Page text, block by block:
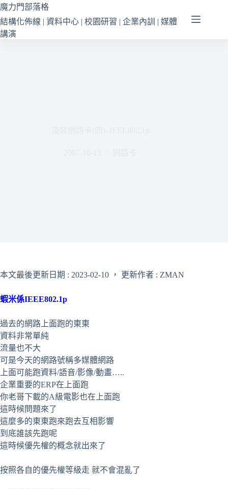
跳
至
主
魔力門部落格
結構化佈線 | 資料中心 | 校園研習 | 企業內訓 | 媒體
講演
本文最後更新日期 : 2023-02-10 ， 更新作者 : ZMAN
蝦米係IEEE802.1p
過去的網路上面跑的東東
資料非常單純
流量也不大
可是今天的網路號稱多媒體網路
上面可能跑資料/語音/影像/動畫…..
企業重要的ERP在上面跑
你老哥下載的A級電影也在上面跑
這時候問題來了
這麼多的東東跑來跑去互相影響
到底誰該先跑呢
這時候優先權的概念就出來了
按照各自的優先權等級走 就不會混亂了